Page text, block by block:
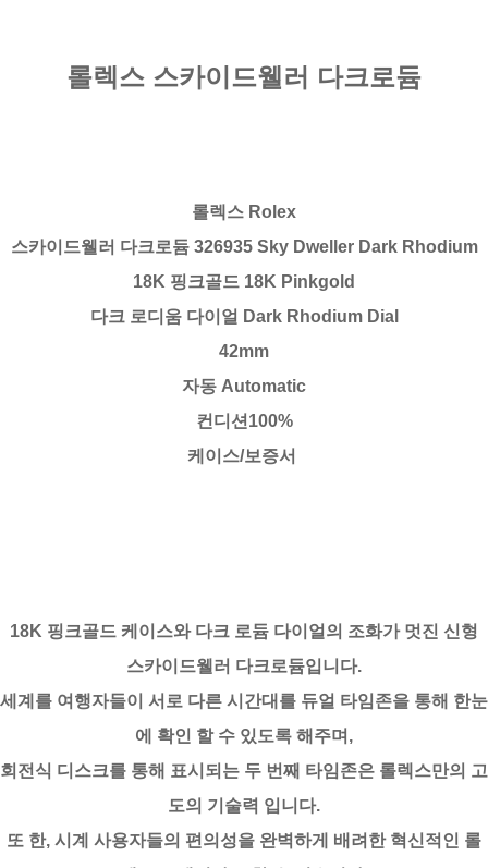
롤렉스 스카이드웰러 다크로듐
롤렉스 Rolex
스카이드웰러 다크로듐 326935 Sky Dweller Dark Rhodium
18K 핑크골드 18K Pinkgold
다크 로디움 다이얼 Dark Rhodium Dial
42mm
자동 Automatic
컨디션100%
케이스/보증서
18K 핑크골드 케이스와 다크 로듐 다이얼의 조화가 멋진 신형
스카이드웰러 다크로듐입니다.
세계를 여행자들이 서로 다른 시간대를 듀얼 타임존을 통해 한눈
에 확인 할 수 있도록 해주며,
회전식 디스크를 통해 표시되는 두 번째 타임존은 롤렉스만의 고
도의 기술력 입니다.
또 한, 시계 사용자들의 편의성을 완벽하게 배려한 혁신적인 롤